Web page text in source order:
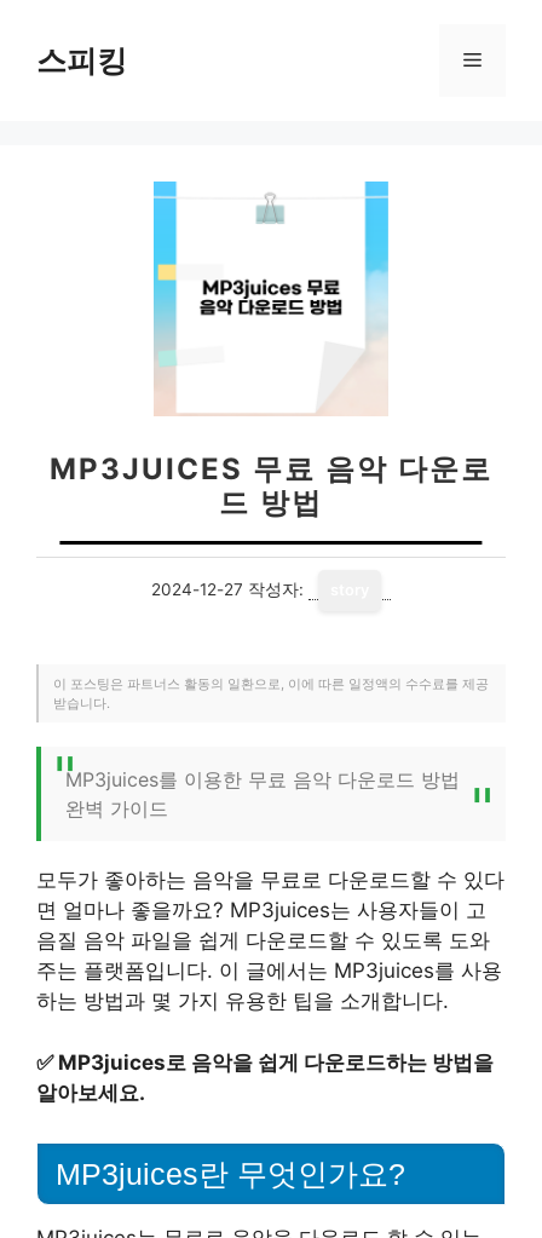
스피킹 메
MP3JUICES 무료 음악 다운로
드 방법
2024-12-27 작성자:
이 포스팅은 파트너스 활동의 일환으로, 이에 따른 일정액의 수수료를 제공
받습니다.
MP3juices를 이용한 무료 음악 다운로드 방법
완벽 가이드
모두가 좋아하는 음악을 무료로 다운로드할 수 있다
면 얼마나 좋을까요? MP3juices는 사용자들이 고
음질 음악 파일을 쉽게 다운로드할 수 있도록 도와
주는 플랫폼입니다. 이 글에서는 MP3juices를 사용
하는 방법과 몇 가지 유용한 팁을 소개합니다.
✅ MP3juices로 음악을 쉽게 다운로드하는 방법을
알아보세요.
MP3juices란 무엇인가요?